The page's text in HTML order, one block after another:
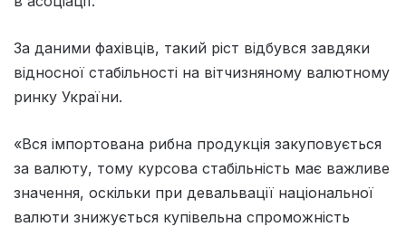
За даними фахівців, такий ріст відбувся завдяки
відносної стабільності на вітчизняному валютному
ринку України.
«Вся імпортована рибна продукція закуповується
за валюту, тому курсова стабільність має важливе
значення, оскільки при девальвації національної
валюти знижується купівельна спроможність